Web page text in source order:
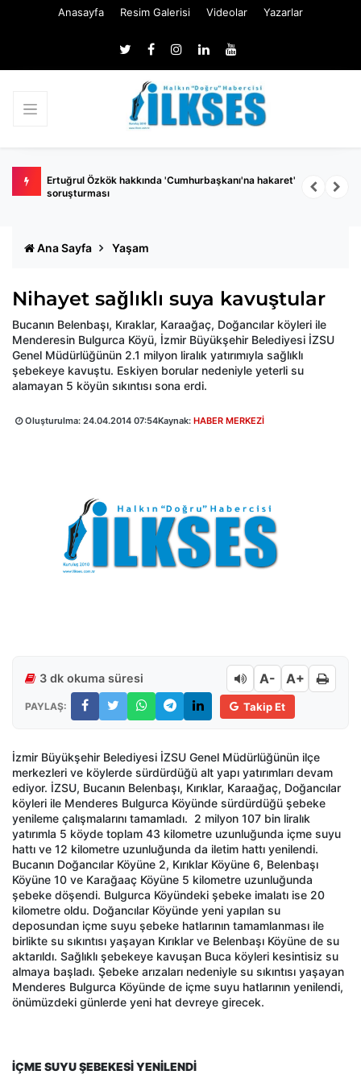
Anasayfa Resim Galerisi Videolar Yazarlar
belli
Ertuğrul Özkök hakkında 'Cumhurbaşkanı'na hakaret'
soruşturması
Ana Sayfa Yaşam
Nihayet sağlıklı suya kavuştular
Bucanın Belenbaşı, Kıraklar, Karaağaç, Doğancılar köyleri ile
Menderesin Bulgurca Köyü, İzmir Büyükşehir Belediyesi İZSU
Genel Müdürlüğünün 2.1 milyon liralık yatırımıyla sağlıklı
şebekeye kavuştu. Eskiyen borular nedeniyle yeterli su
alamayan 5 köyün sıkıntısı sona erdi.
Oluşturulma: 24.04.2014 07:54Kaynak: HABER MERKEZİ
3 dk okuma süresi A- A+
PAYLAŞ: Takip Et
İzmir Büyükşehir Belediyesi İZSU Genel Müdürlüğünün ilçe
merkezleri ve köylerde sürdürdüğü alt yapı yatırımları devam
ediyor. İZSU, Bucanın Belenbaşı, Kırıklar, Karaağaç, Doğancılar
köyleri ile Menderes Bulgurca Köyünde sürdürdüğü şebeke
yenileme çalışmalarını tamamladı. 2 milyon 107 bin liralık
yatırımla 5 köyde toplam 43 kilometre uzunluğunda içme suyu
hattı ve 12 kilometre uzunluğunda da iletim hattı yenilendi.
Bucanın Doğancılar Köyüne 2, Kırıklar Köyüne 6, Belenbaşı
Köyüne 10 ve Karağaaç Köyüne 5 kilometre uzunluğunda
şebeke döşendi. Bulgurca Köyündeki şebeke imalatı ise 20
kilometre oldu. Doğancılar Köyünde yeni yapılan su
deposundan içme suyu şebeke hatlarının tamamlanması ile
birlikte su sıkıntısı yaşayan Kırıklar ve Belenbaşı Köyüne de su
aktarıldı. Sağlıklı şebekeye kavuşan Buca köyleri kesintisiz su
almaya başladı. Şebeke arızaları nedeniyle su sıkıntısı yaşayan
Menderes Bulgurca Köyünde de içme suyu hatlarının yenilendi,
önümüzdeki günlerde yeni hat devreye girecek.
İÇME SUYU ŞEBEKESİ YENİLENDİ